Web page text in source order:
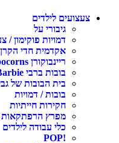
לילדים
גיבורי על
דמויות פוקימון / צעצועי POKEMON
אקדמית חדי הקרן
ריינבוקורן Rainbocorns
בובות ברבי Barbie
בית הבובות של גבי GABBY'S DOLLHOUSE
בובות / דמויות
חקירות חייתיות
מפרץ הרפתקאות PAW PATROL
כלי עבודה לילדים